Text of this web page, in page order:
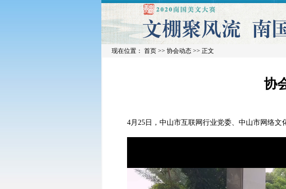
现在位置： 首页 >> 协会动态 >> 正文
协
4月25日，中山市互联网行业党委、中山市网络